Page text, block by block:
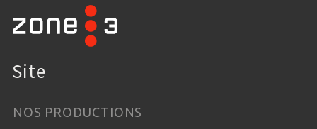
Site
NOS PRODUCTIONS